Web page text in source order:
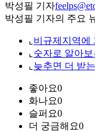
박성필 기자
박성필 기자의 주요
⌞ 비규제지역에
⌞ 숫자로 알아
⌞ 늦추면 더 받
좋아요0
화나요0
슬퍼요0
더 궁금해요0